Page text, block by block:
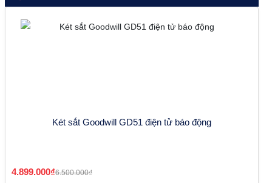
Két sắt Goodwill GD51 điện tử báo động
4.899.000₫6.500.000₫